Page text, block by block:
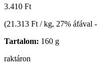
3.410 Ft
(21.313 Ft / kg, 27% áfával -
Tartalom: 160 g
raktáron